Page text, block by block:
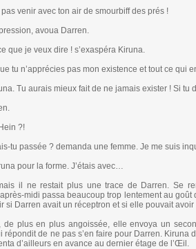
venir avec ton air de smourbiff des prés !
avoua Darren.
que je veux dire ! s’exaspéra Kiruna.
tu n’apprécies pas mon existence et tout ce qui
Tu aurais mieux fait de ne jamais exister ! Si
?!
tu passée ? demanda une femme. Je me suis
pour la forme. J’étais avec…
il ne restait plus une trace de Darren. Se
midi passa beaucoup trop lentement au
si Darren avait un réceptron et si elle pouvait
de plus en plus angoissée, elle envoya un
répondit de ne pas s’en faire pour Darren.
d’ailleurs en avance au dernier étage de l’Œil.